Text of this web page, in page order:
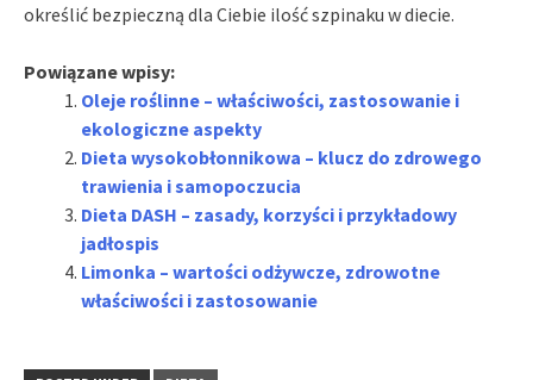
określić bezpieczną dla Ciebie ilość szpinaku w diecie.
Powiązane wpisy:
Oleje roślinne – właściwości, zastosowanie i
ekologiczne aspekty
Dieta wysokobłonnikowa – klucz do zdrowego
trawienia i samopoczucia
Dieta DASH – zasady, korzyści i przykładowy
jadłospis
Limonka – wartości odżywcze, zdrowotne
właściwości i zastosowanie